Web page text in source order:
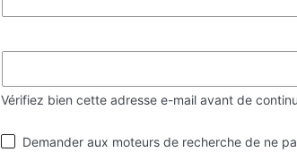
Vérifiez bien cette adresse e-mail avant de
Visibilité
par
Demander aux moteurs de recherche de ne